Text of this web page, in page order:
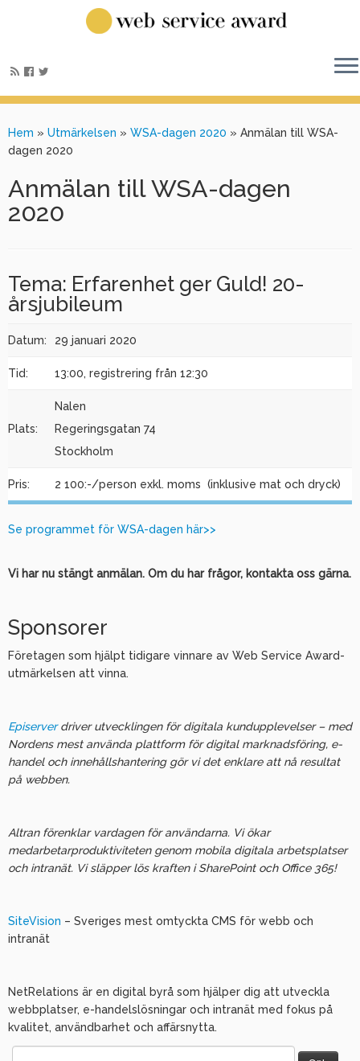
Hem » Utmärkelsen » WSA-dagen 2020 » Anmälan till WSA-
dagen 2020
Anmälan till WSA-dagen
2020
Tema: Erfarenhet ger Guld! 20-
årsjubileum
Datum: 29 januari 2020
Tid: 13:00, registrering från 12:30
Plats:
Nalen
Regeringsgatan 74
Stockholm
Pris: 2 100:-/person exkl. moms (inklusive mat och dryck)
Se programmet för WSA-dagen här>>
Vi har nu stängt anmälan. Om du har frågor, kontakta oss gärna.
Sponsorer
Företagen som hjälpt tidigare vinnare av Web Service Award-
utmärkelsen att vinna.
Episerverdriver utvecklingen för digitala kundupplevelser – med
Nordens mest använda plattform för digital marknadsföring, e-
handel och innehållshantering gör vi det enklare att nå resultat
på webben.
Altran förenklar vardagen för användarna. Vi ökar
medarbetarproduktiviteten genom mobila digitala arbetsplatser
och intranät. Vi släpper lös kraften i SharePoint och Office 365!
SiteVision – Sveriges mest omtyckta CMS för webb och
intranät
NetRelations är en digital byrå som hjälper dig att utveckla
webbplatser, e-handelslösningar och intranät med fokus på
kvalitet, användbarhet och affärsnytta.